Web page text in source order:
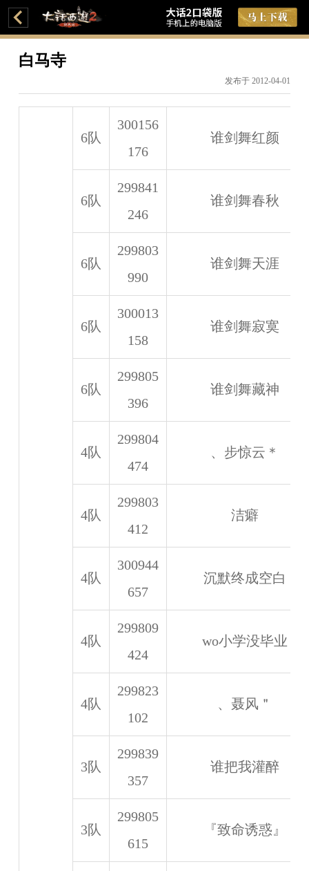
白马寺
发布于 2012-04-01
6队
300156
176
谁剑舞红颜
6队
299841
246
谁剑舞春秋
6队
299803
990
谁剑舞天涯
6队
300013
158
谁剑舞寂寞
6队
299805
396
谁剑舞藏神
4队
299804
474
、步惊云＊
4队
299803
412
洁癖
4队
300944
657
沉默终成空白
4队
299809
424
wo小学没毕业
4队
299823
102
、聂风＂
3队
299839
357
谁把我灌醉
3队
299805
615
『致命诱惑』